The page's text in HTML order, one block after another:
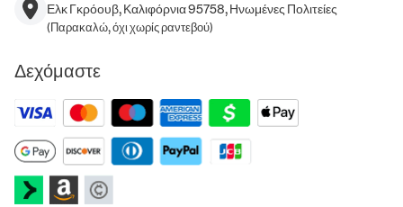
Ελκ Γκρόουβ, Καλιφόρνια 95758, Ηνωμένες Πολιτείες
(Παρακαλώ, όχι χωρίς ραντεβού)
Δεχόμαστε